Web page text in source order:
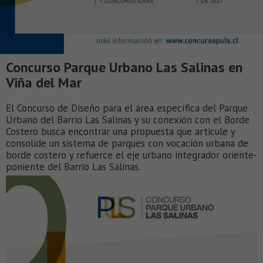
Concurso Parque Urbano Las Salinas en
Viña del Mar
El Concurso de Diseño para el área específica del Parque
Urbano del Barrio Las Salinas y su conexión con el Borde
Costero busca encontrar una propuesta que articule y
consolide un sistema de parques con vocación urbana de
borde costero y refuerce el eje urbano integrador oriente-
poniente del Barrio Las Salinas.